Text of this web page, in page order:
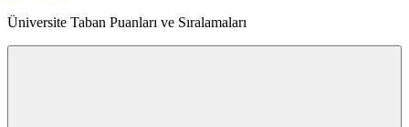
Üniversite Taban Puanları ve Sıralamaları